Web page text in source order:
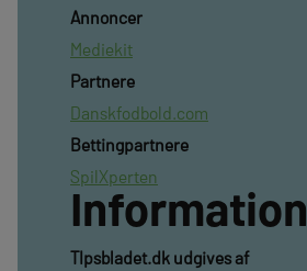
Annoncer
Mediekit
Partnere
Danskfodbold.com
Bettingpartnere
SpilXperten
Information
TIpsbladet.dk udgives af